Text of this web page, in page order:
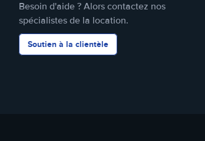
Besoin d'aide ? Alors contactez nos
spécialistes de la location.
Soutien à la clientèle